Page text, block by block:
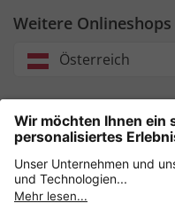
Weitere Onlineshops
Österreich
Unsere
Sicher